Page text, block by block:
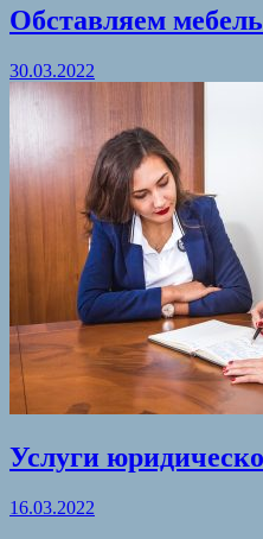
Обставляем
30.03.2022
Услуги
16.03.2022